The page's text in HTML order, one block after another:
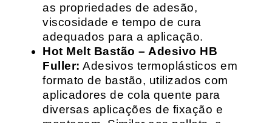
as propriedades de adesão,
viscosidade e tempo de cura
adequados para a aplicação.
Hot Melt Bastão – Adesivo HB
Fuller: Adesivos termoplásticos em
formato de bastão, utilizados com
aplicadores de cola quente para
diversas aplicações de fixação e